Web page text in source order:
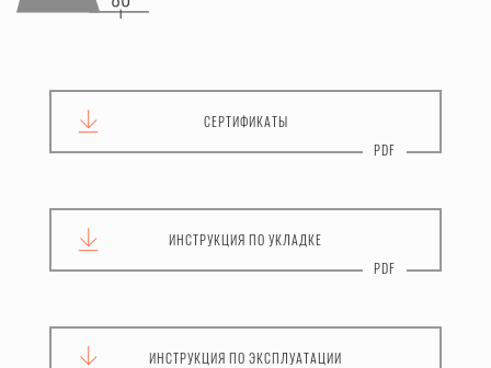
СЕРТИФИКАТЫ
ИНСТРУКЦИЯ ПО УКЛАДКЕ
ИНСТРУКЦИЯ ПО ЭКСПЛУАТАЦИИ